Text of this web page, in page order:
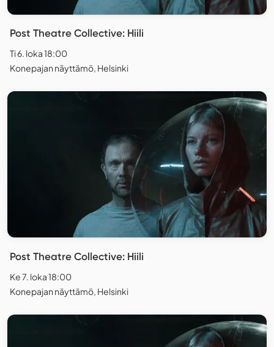
Post Theatre Collective: Hiili
Ti 6. loka 18:00
Konepajan näyttämö, Helsinki
Post Theatre Collective: Hiili
Ke 7. loka 18:00
Konepajan näyttämö, Helsinki